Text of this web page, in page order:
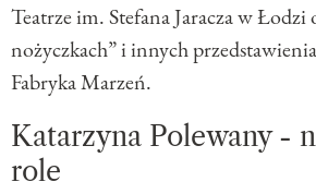
Teatrze im. Stefana Jaracza w Łodzi
nożyczkach” i innych
Fabryka Marzeń.
Katarzyna Polewany -
role